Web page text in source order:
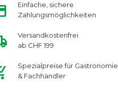
Einfache, sichere
Zahlungsmöglichkeiten
Versandkostenfrei
ab CHF 199
Spezialpreise für Gastronomie
& Fachhändler